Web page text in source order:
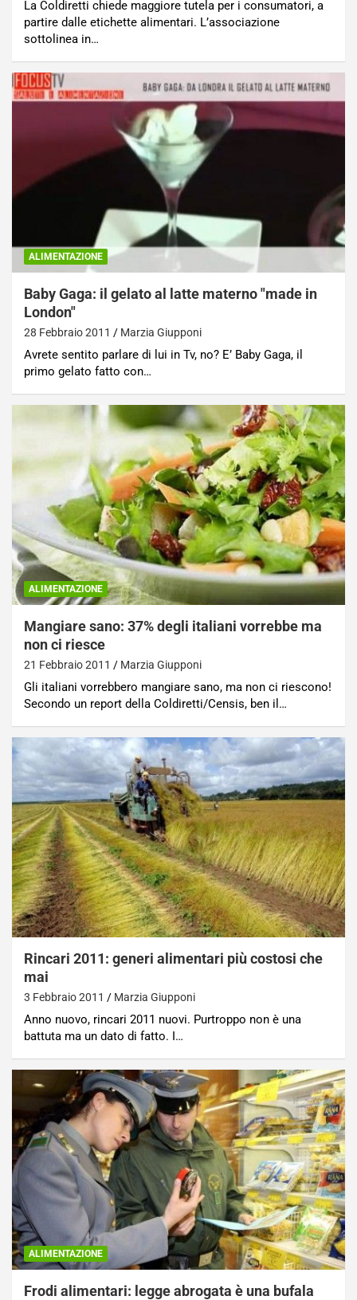
La Coldiretti chiede maggiore tutela per i consumatori, a
partire dalle etichette alimentari. L’associazione
sottolinea in…
ALIMENTAZIONE
Baby Gaga: il gelato al latte materno "made in
London"
28 Febbraio 2011 Marzia Giupponi
Avrete sentito parlare di lui in Tv, no? E’ Baby Gaga, il
primo gelato fatto con…
ALIMENTAZIONE
Mangiare sano: 37% degli italiani vorrebbe ma
non ci riesce
21 Febbraio 2011 Marzia Giupponi
Gli italiani vorrebbero mangiare sano, ma non ci riescono!
Secondo un report della Coldiretti/Censis, ben il…
Rincari 2011: generi alimentari più costosi che
mai
3 Febbraio 2011 Marzia Giupponi
Anno nuovo, rincari 2011 nuovi. Purtroppo non è una
battuta ma un dato di fatto. I…
ALIMENTAZIONE
Frodi alimentari: legge abrogata è una bufala